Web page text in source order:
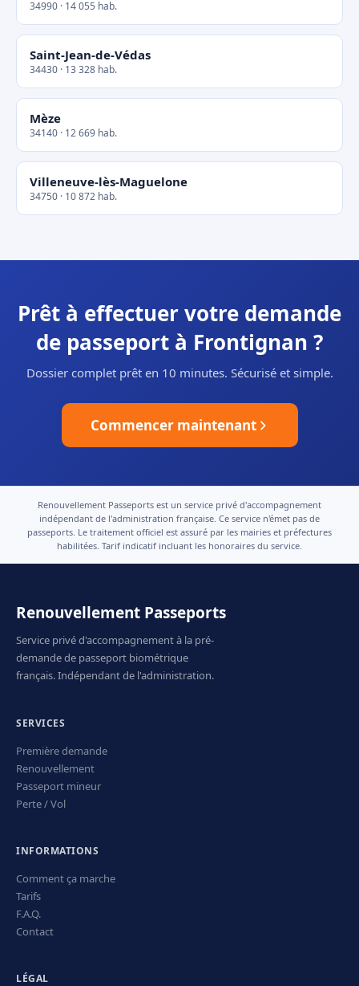
34990 · 14 055 hab.
Saint-Jean-de-Védas
34430 · 13 328 hab.
Mèze
34140 · 12 669 hab.
Villeneuve-lès-Maguelone
34750 · 10 872 hab.
Prêt à effectuer votre demande
de passeport à Frontignan ?
Dossier complet prêt en 10 minutes. Sécurisé et simple.
Commencer maintenant
Renouvellement Passeports est un service privé d'accompagnement
indépendant de l'administration française. Ce service n'émet pas de
passeports. Le traitement officiel est assuré par les mairies et préfectures
habilitées. Tarif indicatif incluant les honoraires du service.
Renouvellement Passeports
Service privé d'accompagnement à la pré-
demande de passeport biométrique
français. Indépendant de l'administration.
SERVICES
Première demande
Renouvellement
Passeport mineur
Perte / Vol
INFORMATIONS
Comment ça marche
Tarifs
F.A.Q.
Contact
LÉGAL